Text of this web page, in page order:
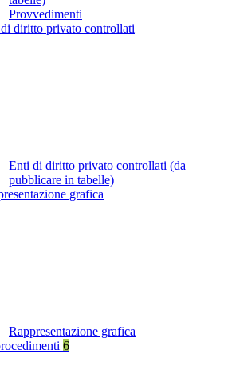
Provvedimenti
diritto privato controllati
Enti di diritto privato controllati (da
pubblicare in tabelle)
grafica
Rappresentazione grafica
6